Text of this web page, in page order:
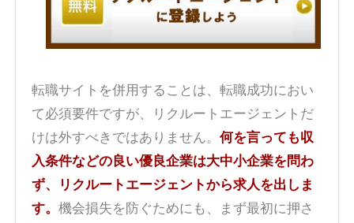
転職サイトを併用することは、転職成功におい
て必須要件ですが、リクルートエージェントだ
けは外すべきではありません。 何を言っても収
入条件などの良い優良企業は大中小企業を問わ
ず、リクルートエージェントから求人を出しま
す。 機会損失を防ぐためにも、まず最初に押さ